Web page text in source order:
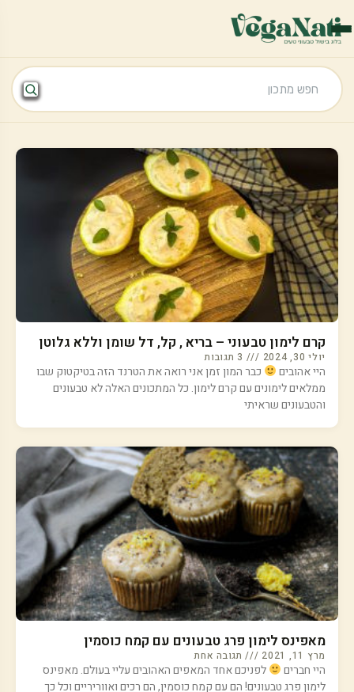
קרם לימון טבעוני – בריא , קל, דל שומן וללא גלוטן
יולי 30, 2024
היי אהובים
כבר המון זמן אני רואה את הטרנד הזה בטיקטוק שבו
ממלאים לימונים עם קרם לימון. כל המתכונים האלה לא טבעונים
והטבעונים שראיתי
מאפינס לימון פרג טבעונים עם קמח כוסמין
מרץ 11, 2021 תגובה אחת
היי חברים
לפניכם אחד המאפים האהובים עליי בעולם. מאפינס
לימון פרג טבעונים! הם עם קמח כוסמין, הם רכים ואווריריים וכל כך